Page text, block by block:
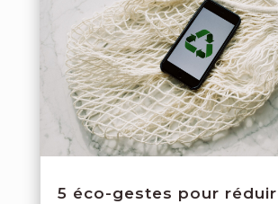
5 éco-gestes pour